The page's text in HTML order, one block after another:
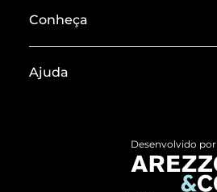
Conheça
Termos de Uso
ZZ MALL é confiável
Ajuda
Devolução do Produto
Desenvolvido por